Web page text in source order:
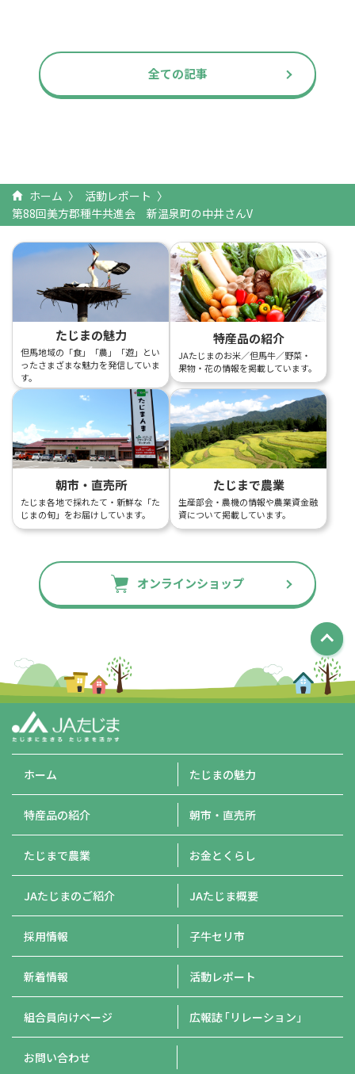
全ての記事
ホーム
活動レポート
第88回美方郡種牛共進会 新温泉町の中井さんV
たじまの魅力
但馬地域の「食」「農」「遊」とい
ったさまざまな魅力を発信していま
す。
特産品の紹介
JAたじまのお米／但馬牛／野菜・
果物・花の情報を掲載しています。
朝市・直売所
たじま各地で採れたて・新鮮な「た
じまの旬」をお届けしています。
たじまで農業
生産部会・農機の情報や農業資金融
資について掲載しています。
オンラインショップ
ホーム たじまの魅力
特産品の紹介 朝市・直売所
たじまで農業 お金とくらし
JAたじまのご紹介 JAたじま概要
採用情報 子牛セリ市
新着情報 活動レポート
組合員向けページ 広報誌「リレーション」
お問い合わせ